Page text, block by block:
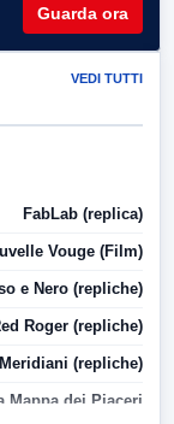
Guarda ora
VEDI TUTTI
FabLab (replica)
Vouge (Film)
e Nero (repliche)
Roger (repliche)
(repliche)
Mappa dei Piaceri